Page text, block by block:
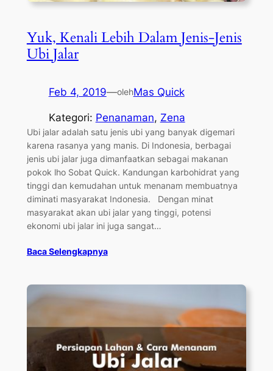
Yuk, Kenali Lebih Dalam Jenis-Jenis
Ubi Jalar
Feb 4, 2019—olehMas Quick
Kategori: Penanaman, Zena
Ubi jalar adalah satu jenis ubi yang banyak digemari
karena rasanya yang manis. Di Indonesia, berbagai
jenis ubi jalar juga dimanfaatkan sebagai makanan
pokok lho Sobat Quick. Kandungan karbohidrat yang
tinggi dan kemudahan untuk menanam membuatnya
diminati masyarakat Indonesia. Dengan minat
masyarakat akan ubi jalar yang tinggi, potensi
ekonomi ubi jalar ini juga sangat…
Baca Selengkapnya